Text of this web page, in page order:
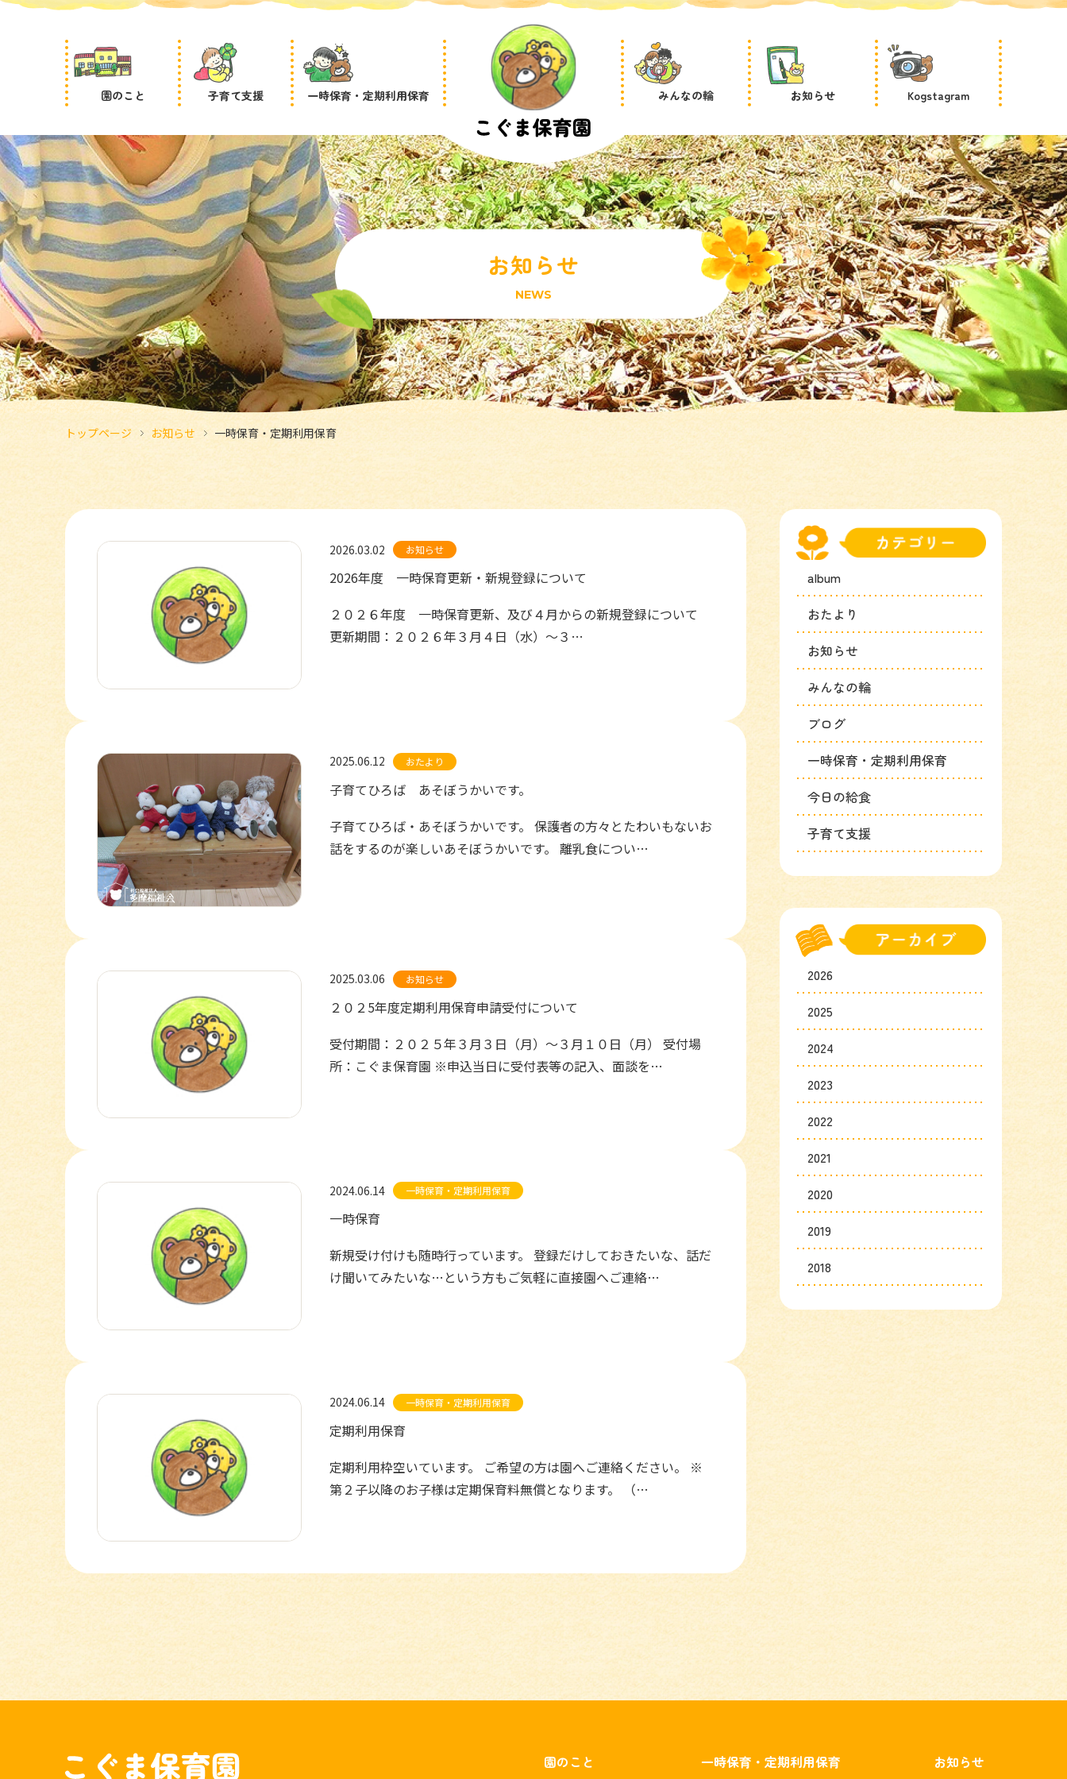
園のこと 子育て支援 一時保育・定期利用保育 みんなの輪 お知らせ Kogstagram
お知らせ
NEWS
トップページ お知らせ 一時保育・定期利用保育
2026.03.02 お知らせ
2026年度 一時保育更新・新規登録について
２０２６年度 一時保育更新、及び４月からの新規登録について
更新期間：２０２６年３月４日（水）～３…
2025.06.12 おたより
子育てひろば あそぼうかいです。
子育てひろば・あそぼうかいです。 保護者の方々とたわいもないお
話をするのが楽しいあそぼうかいです。 離乳食につい…
2025.03.06 お知らせ
２０２5年度定期利用保育申請受付について
受付期間：２０２５年３月３日（月）～３月１０日（月） 受付場
所：こぐま保育園 ※申込当日に受付表等の記入、面談を…
2024.06.14 一時保育・定期利用保育
一時保育
新規受け付けも随時行っています。 登録だけしておきたいな、話だ
け聞いてみたいな…という方もご気軽に直接園へご連絡…
2024.06.14 一時保育・定期利用保育
定期利用保育
定期利用枠空いています。 ご希望の方は園へご連絡ください。 ※
第２子以降のお子様は定期保育料無償となります。 （…
album
おたより
お知らせ
みんなの輪
ブログ
一時保育・定期利用保育
今日の給食
子育て支援
2026
2025
2024
2023
2022
2021
2020
2019
2018
園のこと 一時保育・定期利用保育 お知らせ